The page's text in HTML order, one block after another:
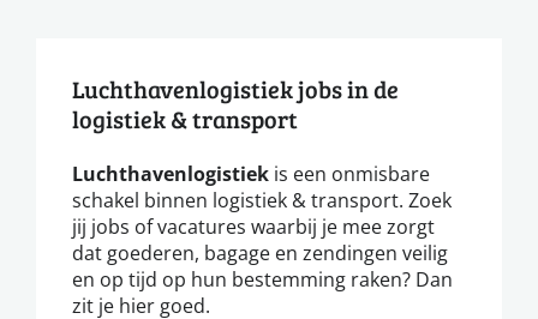
Luchthavenlogistiek jobs in de
logistiek & transport
Luchthavenlogistiek is een onmisbare
schakel binnen logistiek & transport. Zoek
jij jobs of vacatures waarbij je mee zorgt
dat goederen, bagage en zendingen veilig
en op tijd op hun bestemming raken? Dan
zit je hier goed.